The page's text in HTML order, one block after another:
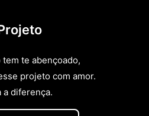
te abençoado,
projeto com amor.
a diferença.